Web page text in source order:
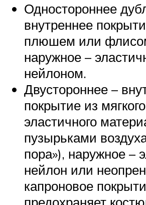
Одностороннее
внутреннее
плюшем или
наружное –
нейлоном.
Двустороннее –
покрытие из
эластичного
пузырьками
пора»), наружное –
нейлон или
капроновое